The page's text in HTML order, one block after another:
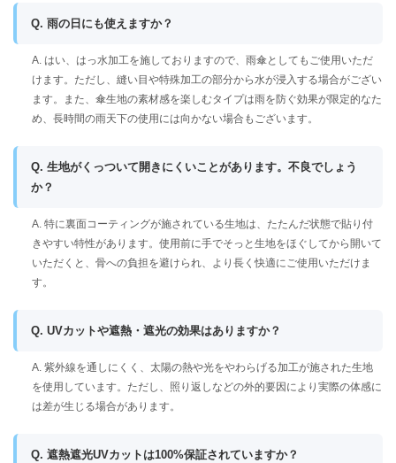
Q. 雨の日にも使えますか？
A. はい、はっ水加工を施しておりますので、雨傘としてもご使用いただ
けます。ただし、縫い目や特殊加工の部分から水が浸入する場合がござい
ます。また、傘生地の素材感を楽しむタイプは雨を防ぐ効果が限定的なた
め、長時間の雨天下の使用には向かない場合もございます。
Q. 生地がくっついて開きにくいことがあります。不良でしょう
か？
A. 特に裏面コーティングが施されている生地は、たたんだ状態で貼り付
きやすい特性があります。使用前に手でそっと生地をほぐしてから開いて
いただくと、骨への負担を避けられ、より長く快適にご使用いただけま
す。
Q. UVカットや遮熱・遮光の効果はありますか？
A. 紫外線を通しにくく、太陽の熱や光をやわらげる加工が施された生地
を使用しています。ただし、照り返しなどの外的要因により実際の体感に
は差が生じる場合があります。
Q. 遮熱遮光UVカットは100%保証されていますか？